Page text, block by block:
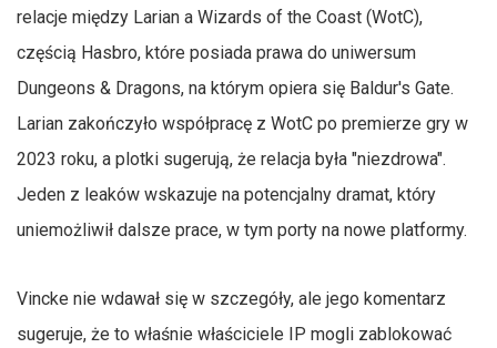
relacje między Larian a Wizards of the Coast (WotC),
częścią Hasbro, które posiada prawa do uniwersum
Dungeons & Dragons, na którym opiera się Baldur's Gate.
Larian zakończyło współpracę z WotC po premierze gry w
2023 roku, a plotki sugerują, że relacja była "niezdrowa".
Jeden z leaków wskazuje na potencjalny dramat, który
uniemożliwił dalsze prace, w tym porty na nowe platformy.
Vincke nie wdawał się w szczegóły, ale jego komentarz
sugeruje, że to właśnie właściciele IP mogli zablokować